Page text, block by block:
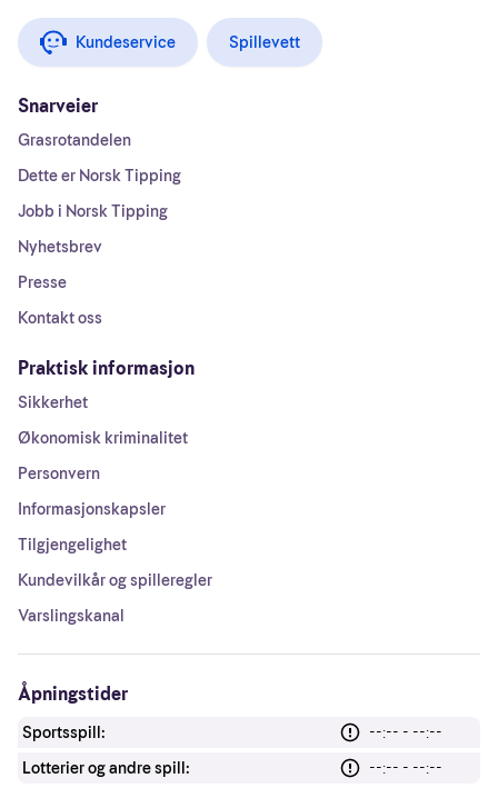
Kundeservice Spillevett
Snarveier
Grasrotandelen
Dette er Norsk Tipping
Jobb i Norsk Tipping
Nyhetsbrev
Presse
Kontakt oss
Praktisk informasjon
Sikkerhet
Økonomisk kriminalitet
Personvern
Informasjonskapsler
Tilgjengelighet
Kundevilkår og spilleregler
Varslingskanal
Åpningstider
Sportsspill:
--:-- - --:--
Lotterier og andre spill:
--:-- - --:--